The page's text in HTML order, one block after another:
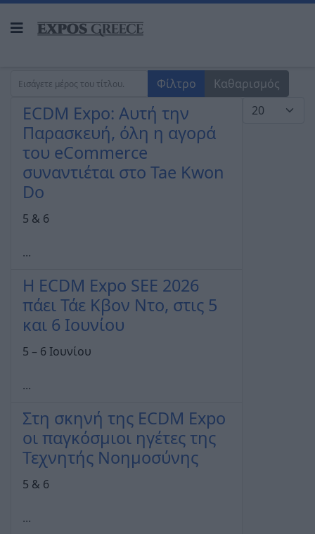
Εισάγετε μέρος του τίτλου. Φίλτρο
Καθαρισμός
Εμφάνιση #
ECDM Expo: Αυτή την
Παρασκευή, όλη η αγορά
του eCommerce
συναντιέται στο Tae Kwon
Do
5 & 6
...
Η ECDM Expo SEΕ 2026
πάει Τάε Κβον Ντο, στις 5
και 6 Ιουνίου
5 – 6 Ιουνίου
...
Στη σκηνή της ECDM Expo
οι παγκόσμιοι ηγέτες της
Τεχνητής Νοημοσύνης
5 & 6
...